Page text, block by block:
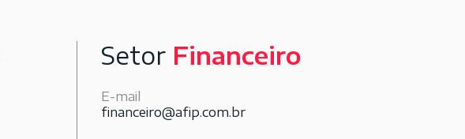
Setor Financeiro
E-mail
financeiro@afip.com.br